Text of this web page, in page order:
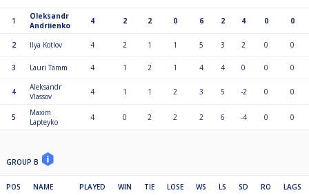
mängitavad punktid).
1
Oleksandr
Andriienko
4 2 2 0 6 2 4 0 0
2 Ilya Kotlov 4 2 1 1 5 3 2 0 0
3 Lauri Tamm 4 1 2 1 4 4 0 0 0
4
Aleksandr
Vlassov
4 1 1 2 3 5 -2 0 0
5
Maxim
Lapteyko
4 0 2 2 2 6 -4 0 0
GROUP B
POS NAME PLAYED WIN TIE LOSE WS LS SD RO LAGS